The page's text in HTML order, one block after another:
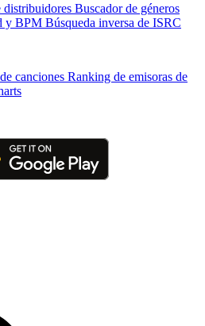
distribuidores Buscador de géneros
y BPM Búsqueda inversa de ISRC
canciones Ranking de emisoras de